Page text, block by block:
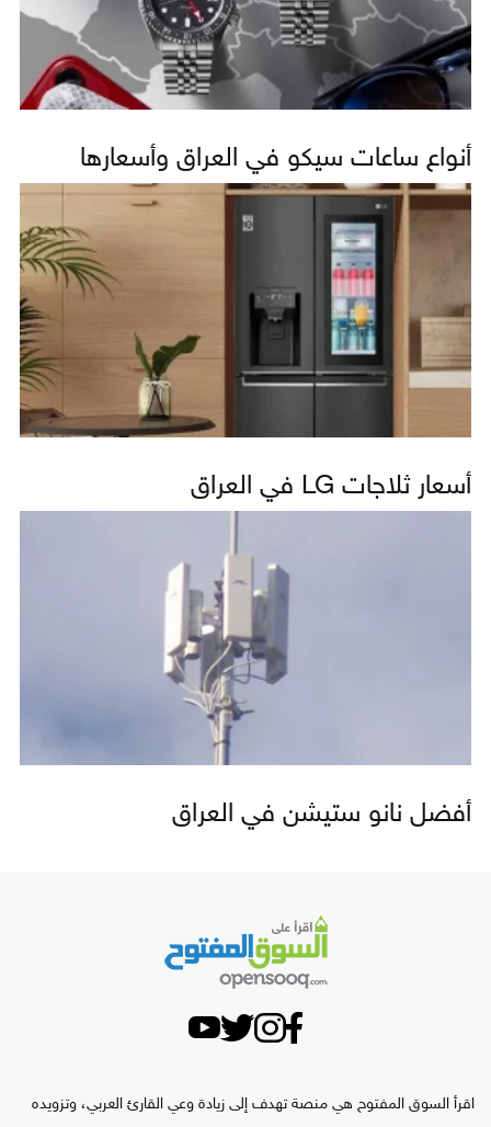
أنواع ساعات سيكو في العراق وأسعارها
أسعار ثلاجات LG في العراق
أفضل نانو ستيشن في العراق
اقرأ السوق المفتوح هي منصة تهدف إلى زيادة وعي القارئ العربي، وتزويده